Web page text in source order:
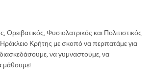
Ορειβατικός, Φυσιολατρικός και Πολιτιστικός
Κρήτης με σκοπό να περπατάμε για
να γυμναστούμε, να
μάθουμε!